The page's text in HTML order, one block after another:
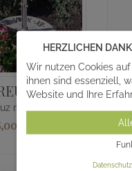
€
HERZLICHEN
Wir nutzen Cookies
ihnen sind essenziell,
Website und Ihre